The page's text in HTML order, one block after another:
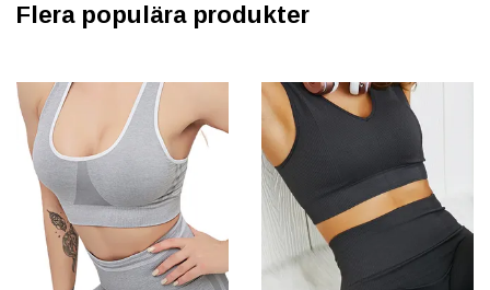
Flera populära produkter